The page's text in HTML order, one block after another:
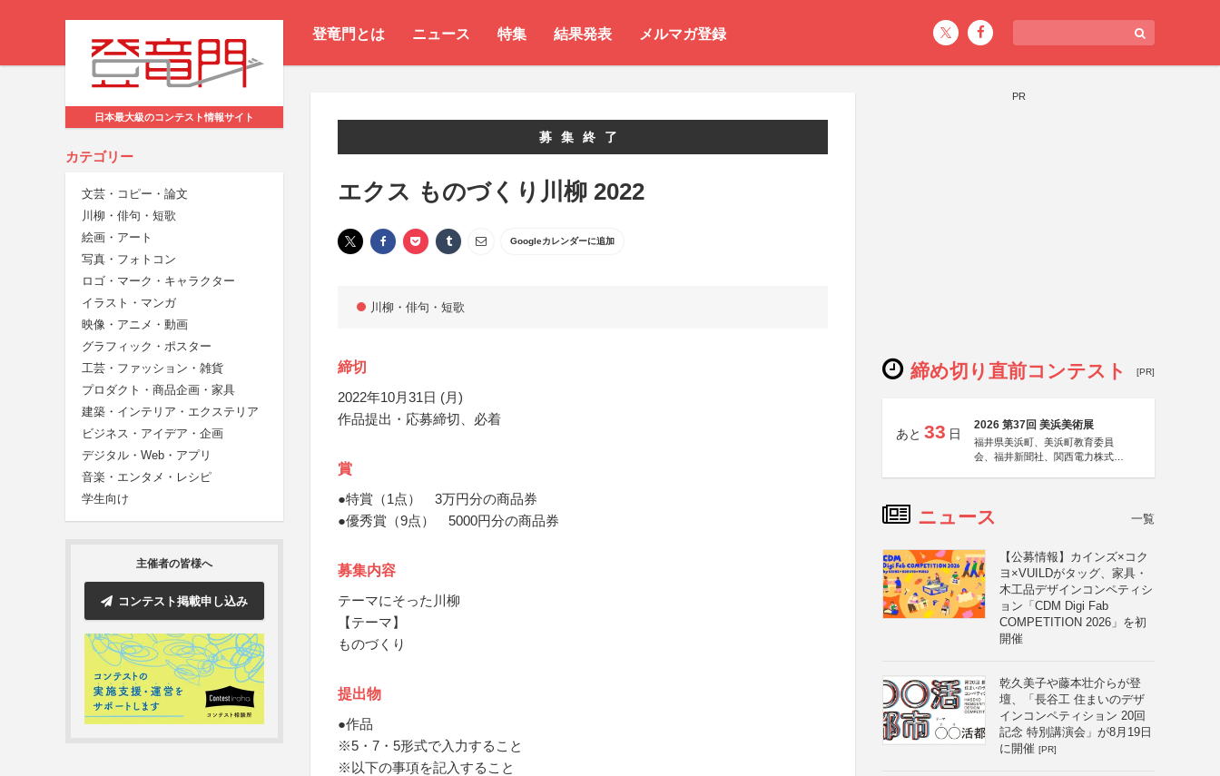
登竜門とは ニュース 特集 結果発表 メルマガ登録
日本最大級のコンテスト情報サイト
カテゴリー
文芸・コピー・論文
川柳・俳句・短歌
絵画・アート
写真・フォトコン
ロゴ・マーク・キャラクター
イラスト・マンガ
映像・アニメ・動画
グラフィック・ポスター
工芸・ファッション・雑貨
プロダクト・商品企画・家具
建築・インテリア・エクステリア
ビジネス・アイデア・企画
デジタル・Web・アプリ
音楽・エンタメ・レシピ
学生向け
主催者の皆様へ
コンテスト掲載申し込み
募集終了
エクス ものづくり川柳 2022
Googleカレンダーに追加
川柳・俳句・短歌
締切
2022年10月31日 (月)
作品提出・応募締切、必着
賞
●特賞（1点） 3万円分の商品券
●優秀賞（9点） 5000円分の商品券
募集内容
テーマにそった川柳
【テーマ】
ものづくり
提出物
●作品
※5・7・5形式で入力すること
※以下の事項を記入すること
PR
締め切り直前コンテスト [PR]
あと 33 日
2026 第37回 美浜美術展
福井県美浜町、美浜町教育委員
会、福井新聞社、関西電力株式会
ニュース 一覧
【公募情報】カインズ×コク
ヨ×VUILDがタッグ、家具・
木工品デザインコンペティシ
ョン「CDM Digi Fab
COMPETITION 2026」を初
開催
乾久美子や藤本壮介らが登
壇、「長谷工 住まいのデザ
インコンペティション 20回
記念 特別講演会」が8月19日
に開催 [PR]